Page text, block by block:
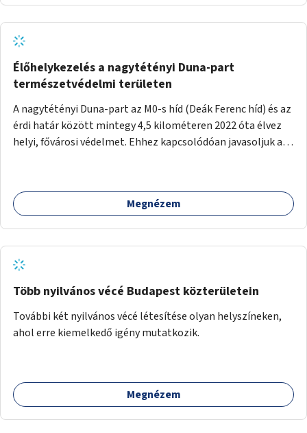
Élőhelykezelés a nagytétényi Duna-part
természetvédelmi területen
A nagytétényi Duna-part az M0-s híd (Deák Ferenc híd) és az
érdi határ között mintegy 4,5 kilométeren 2022 óta élvez
helyi, fővárosi védelmet. Ehhez kapcsolódóan javasoljuk a
Megnézem
Több nyilvános vécé Budapest közterületein
További két nyilvános vécé létesítése olyan helyszíneken,
ahol erre kiemelkedő igény mutatkozik.
Megnézem